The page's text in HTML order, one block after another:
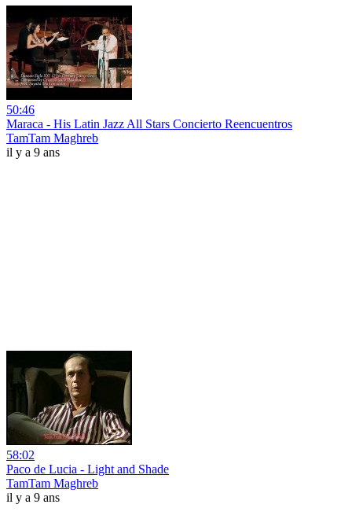
50:46
Maraca - His Latin Jazz All Stars Concierto Reencuentros
TamTam Maghreb
il y a 9 ans
58:02
Paco de Lucia - Light and Shade
TamTam Maghreb
il y a 9 ans